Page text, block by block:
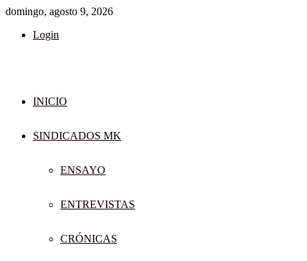
domingo, agosto 9, 2026
Login
INICIO
SINDICADOS MK
ENSAYO
ENTREVISTAS
CRÓNICAS